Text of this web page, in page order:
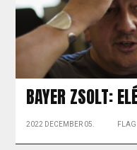
BAYER ZSOLT:
2022 DECEMBER 05. FLAG